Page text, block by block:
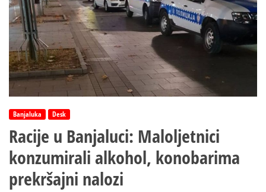
Banjaluka Desk
Racije u Banjaluci: Maloljetnici
konzumirali alkohol, konobarima
prekršajni nalozi